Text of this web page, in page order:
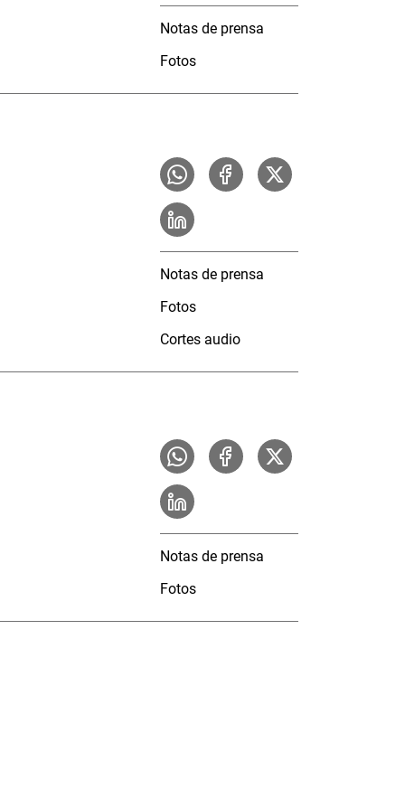
Notas de prensa
Fotos
Notas de prensa
Fotos
Cortes audio
Notas de prensa
Fotos